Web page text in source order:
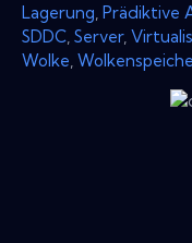
Lagerung Prädiktive
SDDC Server,
Wolke